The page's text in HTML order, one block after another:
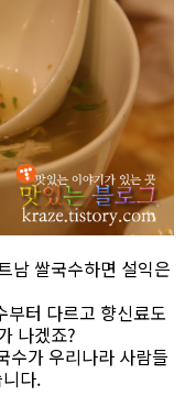
남 쌀국수하면 설익은
부터 다르고 향신료도
나겠죠?
수가 우리나라 사람들
다.